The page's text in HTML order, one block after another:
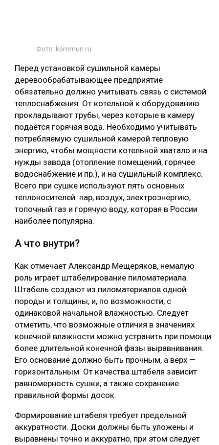
Фото: kommun.ru
Перед установкой сушильной камеры
деревообрабатывающее предприятие
обязательно должно учитывать связь с системой
теплоснабжения. От котельной к оборудованию
прокладывают трубы, через которые в камеру
подаётся горячая вода. Необходимо учитывать
потребляемую сушильной камерой тепловую
энергию, чтобы мощности котельной хватало и на
нужды завода (отопление помещений, горячее
водоснабжение и пр.), и на сушильный комплекс.
Всего при сушке используют пять основных
теплоносителей: пар, воздух, электроэнергию,
топочный газ и горячую воду, которая в России
наиболее популярна.
А что внутри?
Как отмечает Александр Мещеряков, немалую
роль играет штабелирование пиломатериала.
Штабель создают из пиломатериалов одной
породы и толщины, и, по возможности, с
одинаковой начальной влажностью. Следует
отметить, что возможные отличия в значениях
конечной влажности можно устранить при помощи
более длительной конечной фазы выравнивания.
Его основание должно быть прочным, а верх —
горизонтальным. От качества штабеля зависит
равномерность сушки, а также сохранение
правильной формы досок.
Формирование штабеля требует предельной
аккуратности. Доски должны быть уложены и
выравнены точно и аккуратно, при этом следует